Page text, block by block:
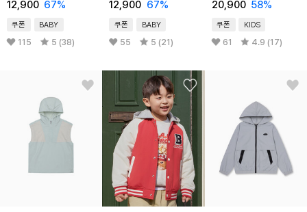
12,900 67%
쿠폰 BABY
115 5 (38)
12,900 67%
쿠폰 BABY
55 5 (21)
20,900 58%
쿠폰 KIDS
61 4.9 (17)